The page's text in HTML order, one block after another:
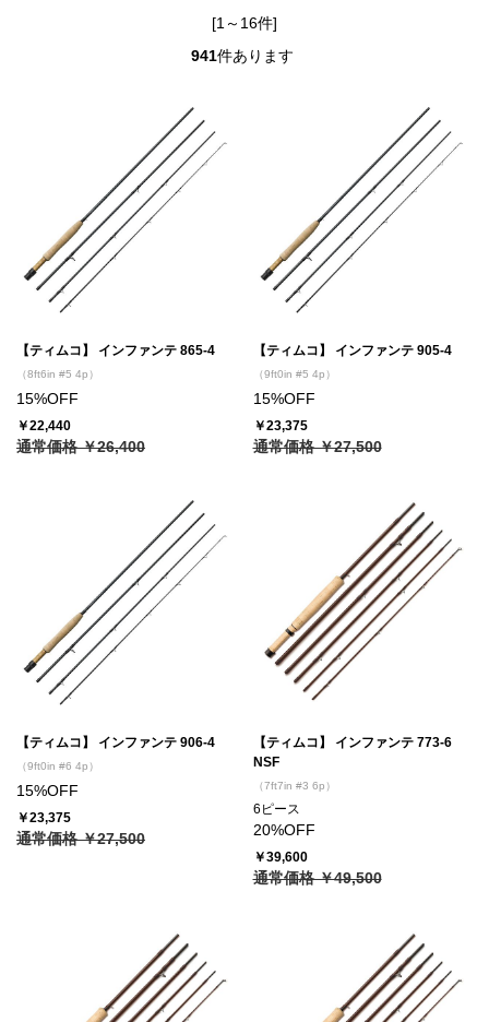
[1～16件]
941件あります
【ティムコ】 インファンテ 865-4
（8ft6in #5 4p）
15%OFF
￥22,440
通常価格 ￥26,400
【ティムコ】 インファンテ 905-4
（9ft0in #5 4p）
15%OFF
￥23,375
通常価格 ￥27,500
【ティムコ】 インファンテ 906-4
（9ft0in #6 4p）
15%OFF
￥23,375
通常価格 ￥27,500
【ティムコ】 インファンテ 773-6
NSF
（7ft7in #3 6p）
6ピース
20%OFF
￥39,600
通常価格 ￥49,500